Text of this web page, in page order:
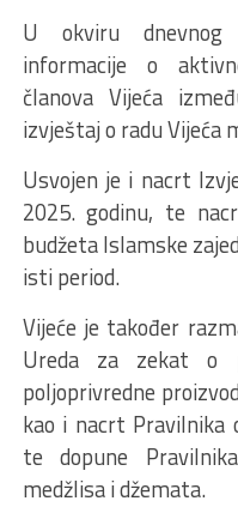
U okviru
informacije o
članova Vijeća
izvještaj o radu Vijeća
Usvojen je i nacrt
2025. godinu, te
budžeta Islamske
isti period.
Vijeće je također
Ureda za zekat o
poljoprivredne
kao i nacrt Pravilnika
te dopune
medžlisa i džemata.